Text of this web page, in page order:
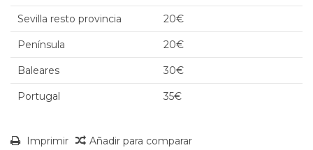
Sevilla resto provincia 20€
Península 20€
Baleares 30€
Portugal 35€
Imprimir
Añadir para comparar